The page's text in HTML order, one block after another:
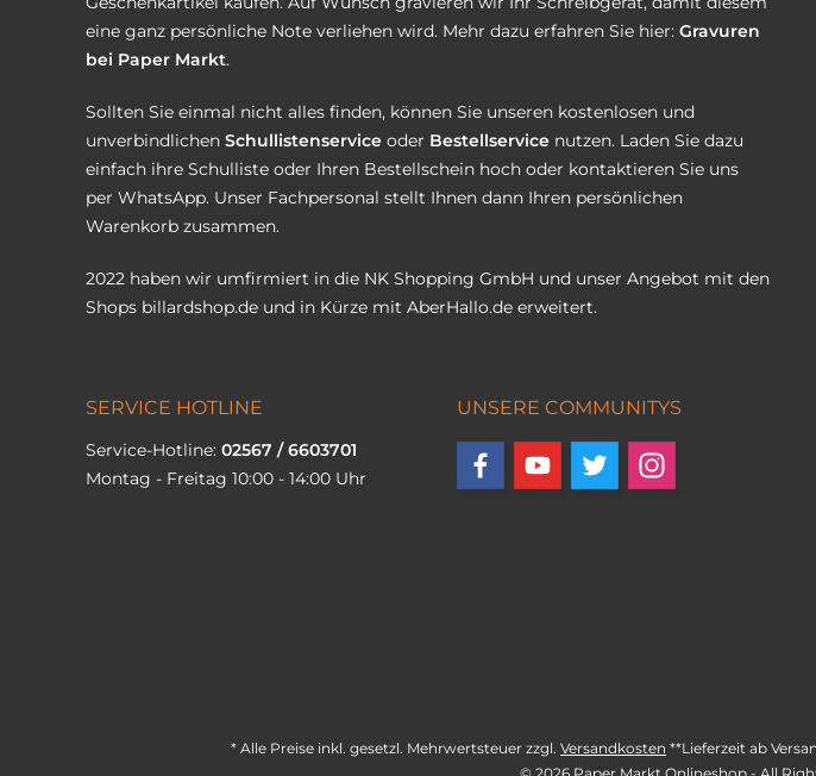
eine ganz persönliche Note verliehen wird. Mehr dazu erfahren Sie hier: Gravuren
bei Paper Markt.
Sollten Sie einmal nicht alles finden, können Sie unseren kostenlosen und
unverbindlichen Schullistenservice oder Bestellservice nutzen. Laden Sie dazu
einfach ihre Schulliste oder Ihren Bestellschein hoch oder kontaktieren Sie uns
per WhatsApp. Unser Fachpersonal stellt Ihnen dann Ihren persönlichen
Warenkorb zusammen.
2022 haben wir umfirmiert in die NK Shopping GmbH und unser Angebot mit den
Shops billardshop.de und in Kürze mit AberHallo.de erweitert.
SERVICE HOTLINE
Service-Hotline: 02567 / 6603701
Montag - Freitag 10:00 - 14:00 Uhr
UNSERE COMMUNITYS
* Alle Preise inkl. gesetzl. Mehrwertsteuer zzgl. Versandkosten **Lieferzeit ab